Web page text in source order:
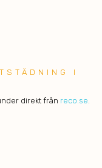
I
direkt från reco.se